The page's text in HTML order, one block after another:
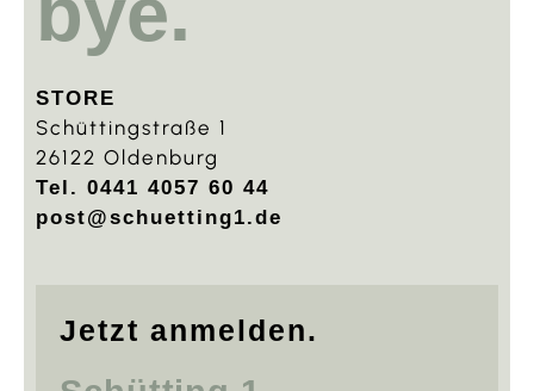
STORE
Schüttingstraße 1
26122 Oldenburg
Tel. 0441 4057 60 44
post@schuetting1.de
Jetzt anmelden.